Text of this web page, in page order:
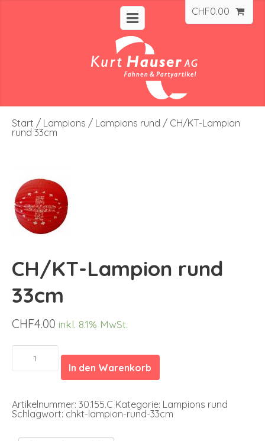
CHF0.00
Start / Lampions / Lampions rund / CH/KT-Lampion
rund 33cm
CH/KT-Lampion rund
33cm
CHF4.00 inkl. 8.1% MwSt.
CH/KT-
Lampion
rund
In den Warenkorb
Artikelnummer: 30.155.C Kategorie: Lampions rund
Schlagwort: chkt-lampion-rund-33cm